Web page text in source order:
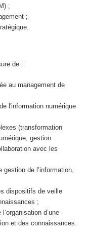
;
;
de :
au management de
l'information numérique
(transformation
gestion
avec les
de l’information,
dispositifs de veille
;
d’une
et des connaissances.